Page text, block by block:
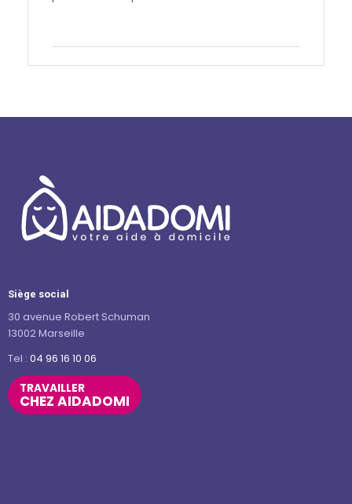
Siège social
30 avenue Robert Schuman
13002 Marseille
Tel : 04 96 16 10 06
TRAVAILLER
CHEZ AIDADOMI